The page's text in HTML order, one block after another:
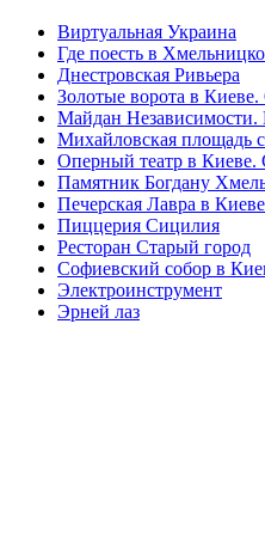
Виртуальная Украина
Где поесть в
Днестровская Ривьера
Золотые ворота в
Майдан
Михайловская площадь
Оперный театр в Киеве.
Памятник Богдану
Печерская Лавра в
Пиццерия Сицилия
Ресторан Старый город
Софиевский собор в
Электроинструмент
Эрней лаз